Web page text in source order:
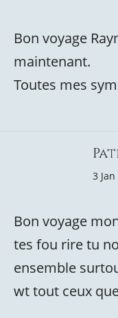
Bon voyage
maintenant.
Toutes mes
3
Bon voyage
tes fou rire tu
ensemble
wt tout ceux